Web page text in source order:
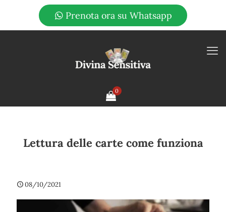
Prenota ora su Whatsapp
0
Lettura delle carte come funziona
08/10/2021